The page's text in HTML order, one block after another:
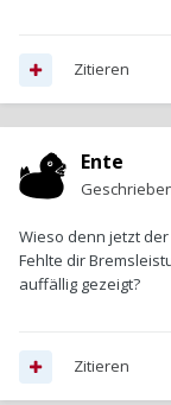
Zitieren
Ente
Wieso denn jetzt
Fehlte dir
auffällig gezeigt?
Zitieren